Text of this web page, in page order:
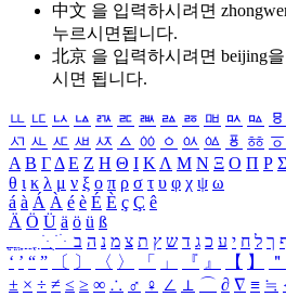
中文 을 입력하시려면
누르시면됩니다.
北京 을 입력하시려면 beijing
시면 됩니다.
ㅥ ㅦ ㅧ ㅨ ㅩ ㅪ ㅫ ㅬ ㅭ ㅮ ㅯ ㅰ ㅱ
ㅺ ㅻ ㅼ ㅽ ㅾ ㅿ ㆀ ㆁ ㆂ ㆃ ㆄ ㆅ ㆆ
Α Β ΓΔ Ε Ζ Η Θ Ι ΚΛ Μ Ν Ξ Ο Π Ρ Σ
θ ι κ λ μ ν ξ ο π ρ σ τ υ φ χ ψ ω
á à Á À é è É È ç Ç ê
Ä Ö Ü ä ö ü ß
ִֶֹ ֻּ ׁׂ ף ך ל ח י ע כ ג ד ש ץ ת צ מ נ ה ב
‘ ’ “ ” 〔 〕 〈 〉 「 」 『 』 【 】 ＂
± × ÷ ≠ ≤ ≥ ∞ ∴ ♂ ♀ ∠ ⊥ ⌒ ∂ ∇ ≡ ≒